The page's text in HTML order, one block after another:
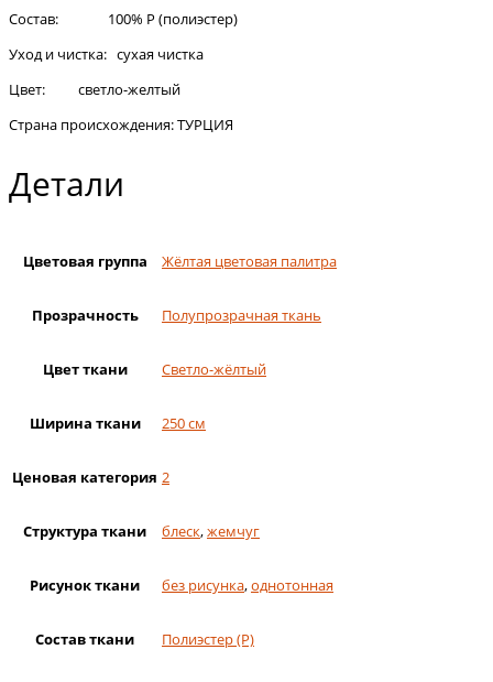
Состав: 100% Р (полиэстер)
Уход и чистка: сухая чистка
Цвет: светло-желтый
Страна происхождения: ТУРЦИЯ
Детали
Цветовая группа Жёлтая цветовая палитра
Прозрачность Полупрозрачная ткань
Цвет ткани Светло-жёлтый
Ширина ткани 250 см
Ценовая категория 2
Структура ткани блеск,жемчуг
Рисунок ткани без рисунка,однотонная
Состав ткани Полиэстер (Р)